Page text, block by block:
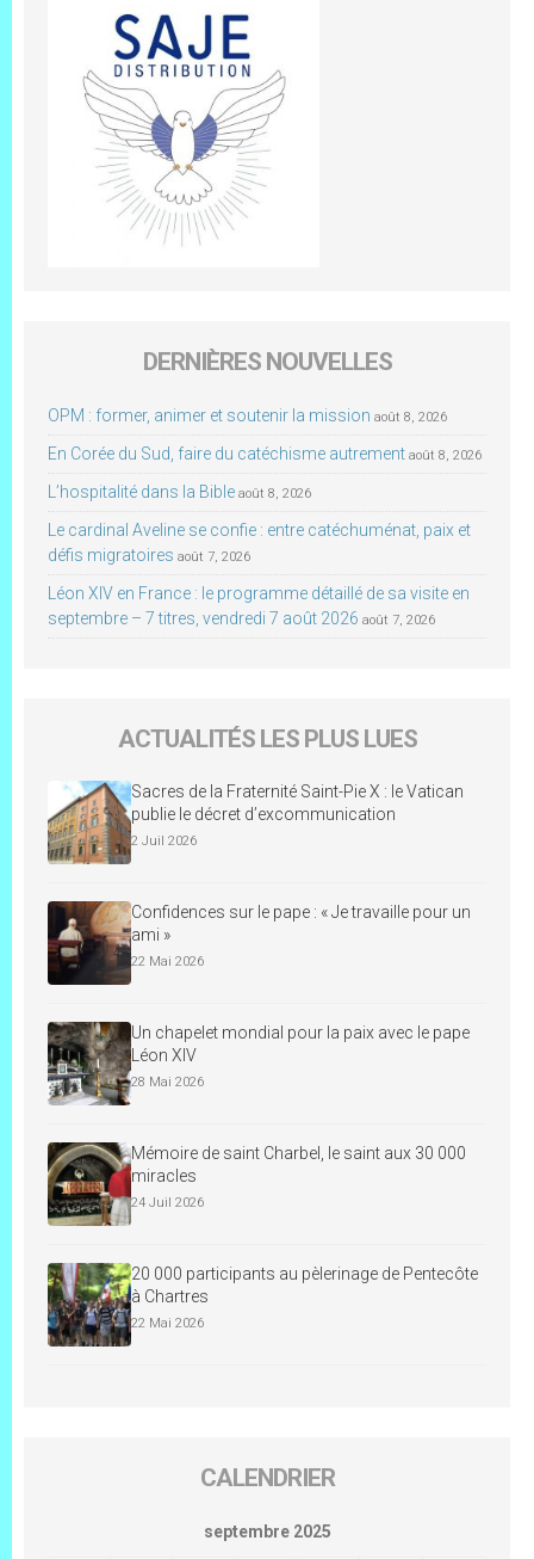
DERNIÈRES NOUVELLES
OPM : former, animer et soutenir la mission août 8, 2026
En Corée du Sud, faire du catéchisme autrement août 8, 2026
L’hospitalité dans la Bible août 8, 2026
Le cardinal Aveline se confie : entre catéchuménat, paix et
défis migratoires août 7, 2026
Léon XIV en France : le programme détaillé de sa visite en
septembre – 7 titres, vendredi 7 août 2026 août 7, 2026
ACTUALITÉS LES PLUS LUES
Sacres de la Fraternité Saint-Pie X : le Vatican
publie le décret d’excommunication
2 Juil 2026
Confidences sur le pape : « Je travaille pour un
ami »
22 Mai 2026
Un chapelet mondial pour la paix avec le pape
Léon XIV
28 Mai 2026
Mémoire de saint Charbel, le saint aux 30 000
miracles
24 Juil 2026
20 000 participants au pèlerinage de Pentecôte
à Chartres
22 Mai 2026
CALENDRIER
septembre 2025